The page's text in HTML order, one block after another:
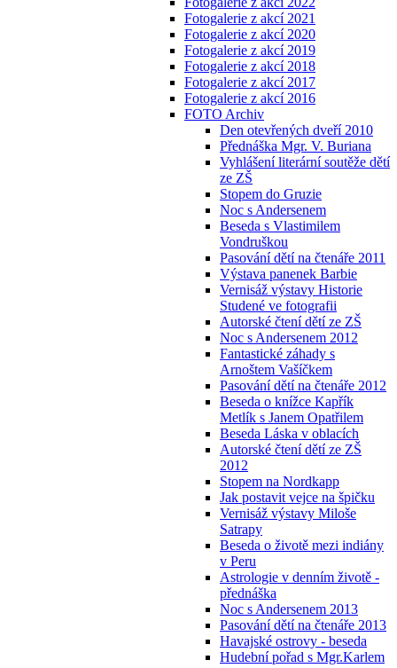
Fotogalerie z akcí 2021
Fotogalerie z akcí 2020
Fotogalerie z akcí 2019
Fotogalerie z akcí 2018
Fotogalerie z akcí 2017
Fotogalerie z akcí 2016
FOTO Archiv
Den otevřených dveří 2010
Přednáška Mgr. V. Buriana
Vyhlášení literární soutěže dětí
ze ZŠ
Stopem do Gruzie
Noc s Andersenem
Beseda s Vlastimilem
Vondruškou
Pasování dětí na čtenáře 2011
Výstava panenek Barbie
Vernisáž výstavy Historie
Studené ve fotografii
Autorské čtení dětí ze ZŠ
Noc s Andersenem 2012
Fantastické záhady s
Arnoštem Vašíčkem
Pasování dětí na čtenáře 2012
Beseda o knížce Kapřík
Metlík s Janem Opatřilem
Beseda Láska v oblacích
Autorské čtení dětí ze ZŠ
2012
Stopem na Nordkapp
Jak postavit vejce na špičku
Vernisáž výstavy Miloše
Satrapy
Beseda o životě mezi indiány
v Peru
Astrologie v denním životě -
přednáška
Noc s Andersenem 2013
Pasování dětí na čtenáře 2013
Havajské ostrovy - beseda
Hudební pořad s Mgr.Karlem